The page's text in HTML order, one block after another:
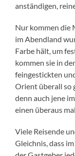
anständigen,
Nur kommen die
im Abendland
Farbe hält, um
kommen sie in
feingestickten
Orient überall so
denn auch jene
einen überaus
Viele Reisende
Gleichnis, dass